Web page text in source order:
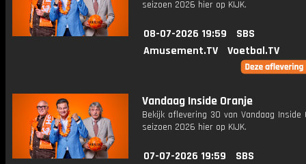
seizoen 2026 hier op KIJK.
08-07-2026 19:59
SBS
Amusement.TV
Voetbal.TV
Vandaag Inside Oranje
Bekijk aflevering 30 van Vandaag Inside
seizoen 2026 hier op KIJK.
07-07-2026 19:59
SBS